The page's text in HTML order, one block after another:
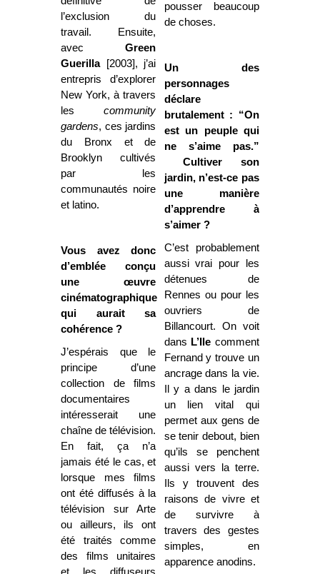
l’exclusion du
travail. Ensuite,
avecGreen
Guerilla[2003], j’ai
entrepris d’explorer
New York, à travers
lescommunity
gardens, ces jardins
du Bronx et de
Brooklyn cultivés
par les
communautés noire
et latino.
Vous avez donc
d’emblée conçu
une œuvre
cinématographique
qui aurait sa
cohérence ?
J’espérais que le
principe d’une
collection de films
documentaires
intéresserait une
chaîne de télévision.
En fait, ça n’a
jamais été le cas, et
lorsque mes films
ont été diffusés à la
télévision sur Arte
ou ailleurs, ils ont
été traités comme
des films unitaires
pousser beaucoup
de choses.
Un des
personnages
déclare
brutalement : “On
est un peuple qui
ne s’aime pas.”
Cultiver son
jardin, n’est-ce pas
une manière
d’apprendre à
s’aimer ?
C’est probablement
aussi vrai pour les
détenues de
Rennes ou pour les
ouvriers de
Billancourt. On voit
dans L’Ile comment
Fernand y trouve un
ancrage dans la vie.
Il y a dans le jardin
un lien vital qui
permet aux gens de
se tenir debout, bien
qu’ils se penchent
aussi vers la terre.
Ils y trouvent des
raisons de vivre et
de survivre à
travers des gestes
simples, en
apparence anodins.